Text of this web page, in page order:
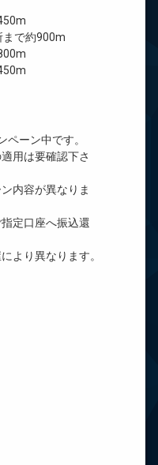
まで約900m
ペーン中です。
用は要確認下さ
内容が異なりま
定口座へ振込還
より異なります。